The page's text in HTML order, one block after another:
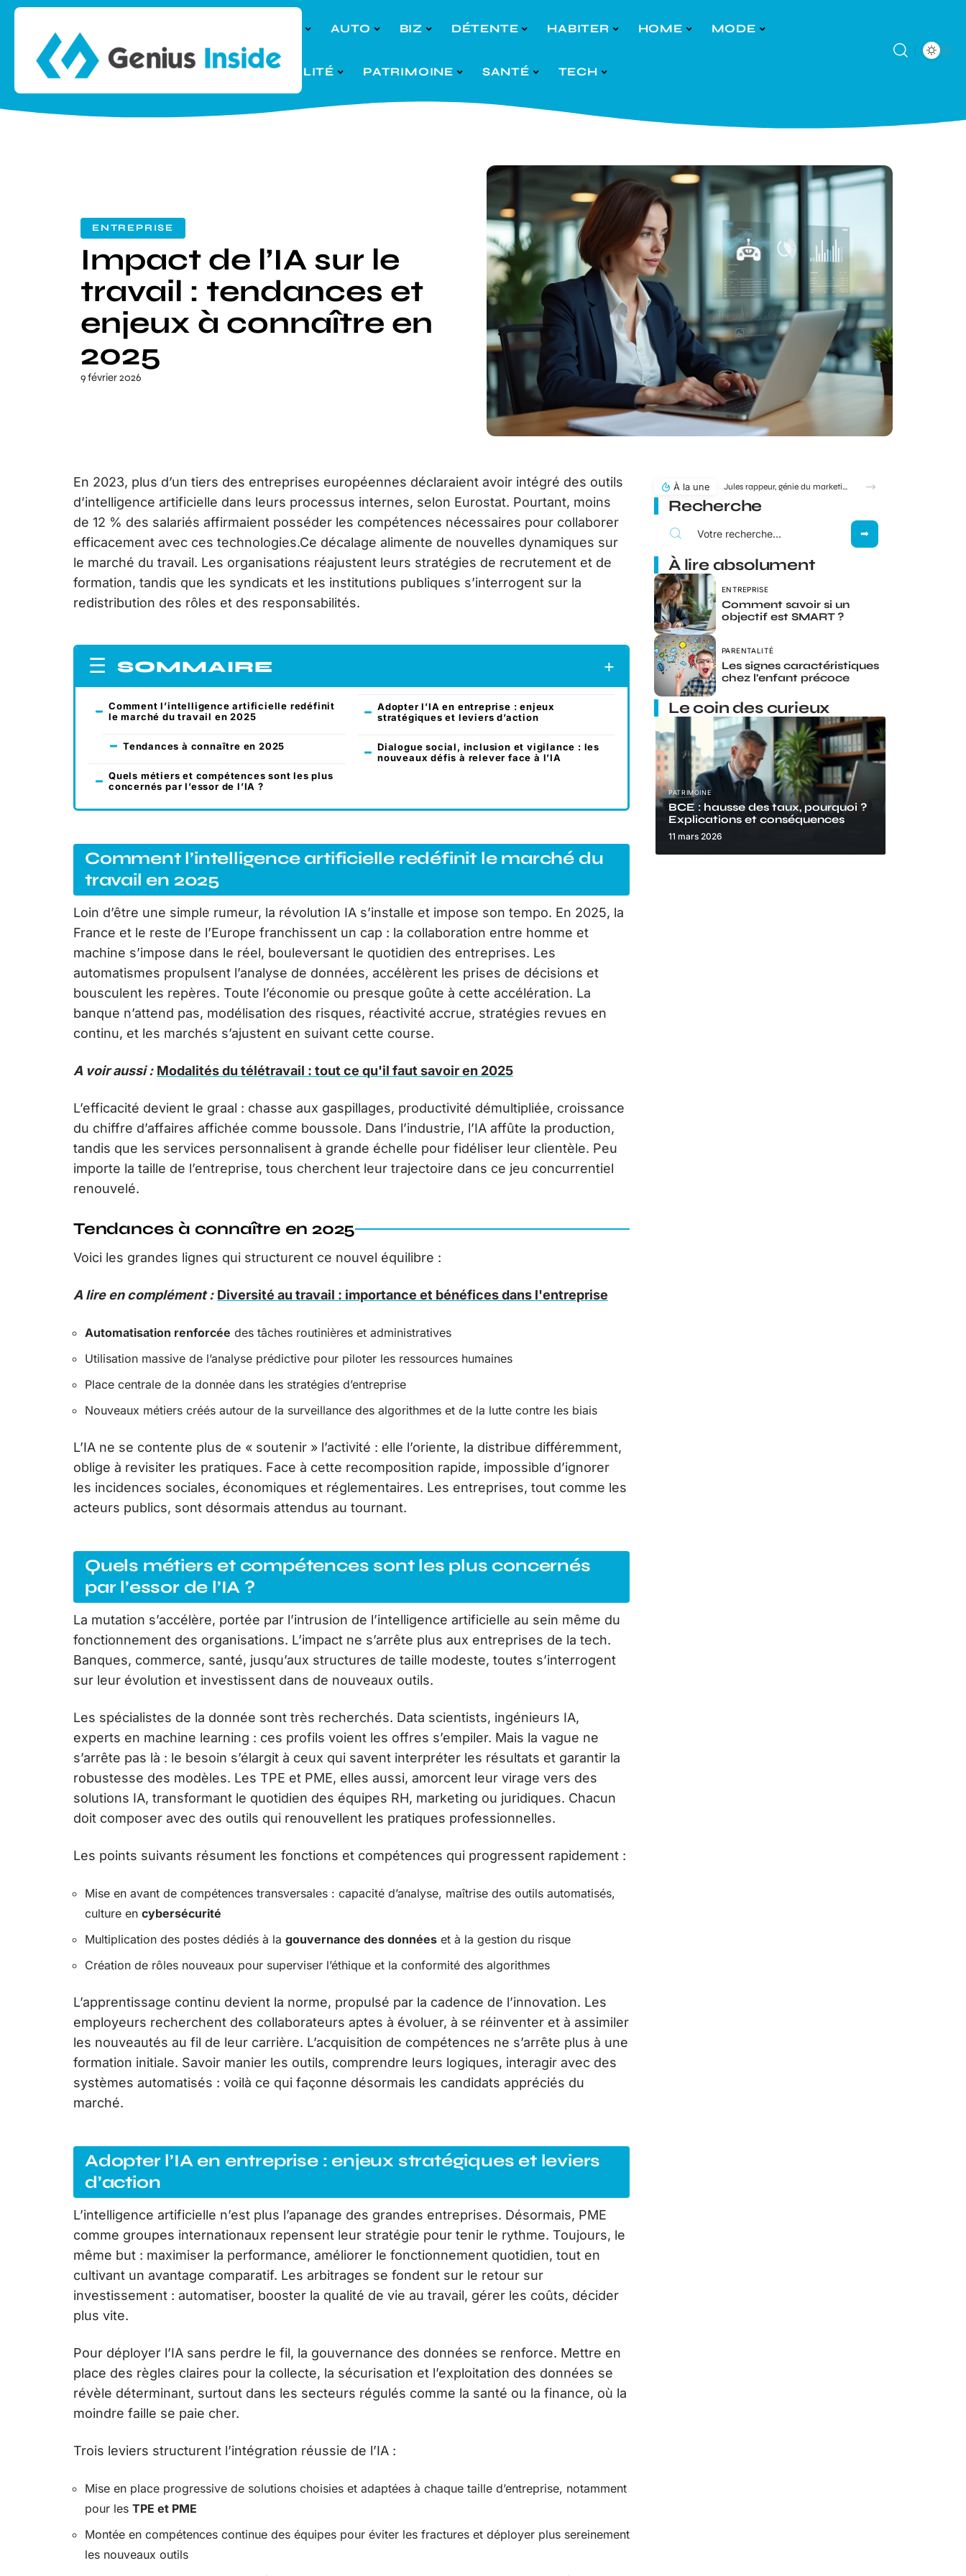
AUTO BIZ DÉTENTE HABITER HOME MODE
PARENTALITÉ PATRIMOINE SANTÉ TECH
ENTREPRISE
Impact de l’IA sur le
travail : tendances et
enjeux à connaître en
2025
9 février 2026
En 2023, plus d’un tiers des entreprises européennes déclaraient avoir intégré des outils
d’intelligence artificielle dans leurs processus internes, selon Eurostat. Pourtant, moins
de 12 % des salariés affirmaient posséder les compétences nécessaires pour collaborer
efficacement avec ces technologies.Ce décalage alimente de nouvelles dynamiques sur
le marché du travail. Les organisations réajustent leurs stratégies de recrutement et de
formation, tandis que les syndicats et les institutions publiques s’interrogent sur la
redistribution des rôles et des responsabilités.
SOMMAIRE
Comment l’intelligence artificielle redéfinit
le marché du travail en 2025
Tendances à connaître en 2025
Quels métiers et compétences sont les plus
concernés par l’essor de l’IA ?
Adopter l’IA en entreprise : enjeux
stratégiques et leviers d’action
Dialogue social, inclusion et vigilance : les
nouveaux défis à relever face à l’IA
Comment l’intelligence artificielle redéfinit le marché du
travail en 2025
Loin d’être une simple rumeur, la révolution IA s’installe et impose son tempo. En 2025, la
France et le reste de l’Europe franchissent un cap : la collaboration entre homme et
machine s’impose dans le réel, bouleversant le quotidien des entreprises. Les
automatismes propulsent l’analyse de données, accélèrent les prises de décisions et
bousculent les repères. Toute l’économie ou presque goûte à cette accélération. La
banque n’attend pas, modélisation des risques, réactivité accrue, stratégies revues en
continu, et les marchés s’ajustent en suivant cette course.
A voir aussi : Modalités du télétravail : tout ce qu'il faut savoir en 2025
L’efficacité devient le graal : chasse aux gaspillages, productivité démultipliée, croissance
du chiffre d’affaires affichée comme boussole. Dans l’industrie, l’IA affûte la production,
tandis que les services personnalisent à grande échelle pour fidéliser leur clientèle. Peu
importe la taille de l’entreprise, tous cherchent leur trajectoire dans ce jeu concurrentiel
renouvelé.
Tendances à connaître en 2025
Voici les grandes lignes qui structurent ce nouvel équilibre :
A lire en complément : Diversité au travail : importance et bénéfices dans l'entreprise
Automatisation renforcée des tâches routinières et administratives
Utilisation massive de l’analyse prédictive pour piloter les ressources humaines
Place centrale de la donnée dans les stratégies d’entreprise
Nouveaux métiers créés autour de la surveillance des algorithmes et de la lutte contre les biais
L’IA ne se contente plus de « soutenir » l’activité : elle l’oriente, la distribue différemment,
oblige à revisiter les pratiques. Face à cette recomposition rapide, impossible d’ignorer
les incidences sociales, économiques et réglementaires. Les entreprises, tout comme les
acteurs publics, sont désormais attendus au tournant.
Quels métiers et compétences sont les plus concernés
par l’essor de l’IA ?
La mutation s’accélère, portée par l’intrusion de l’intelligence artificielle au sein même du
fonctionnement des organisations. L’impact ne s’arrête plus aux entreprises de la tech.
Banques, commerce, santé, jusqu’aux structures de taille modeste, toutes s’interrogent
sur leur évolution et investissent dans de nouveaux outils.
Les spécialistes de la donnée sont très recherchés. Data scientists, ingénieurs IA,
experts en machine learning : ces profils voient les offres s’empiler. Mais la vague ne
s’arrête pas là : le besoin s’élargit à ceux qui savent interpréter les résultats et garantir la
robustesse des modèles. Les TPE et PME, elles aussi, amorcent leur virage vers des
solutions IA, transformant le quotidien des équipes RH, marketing ou juridiques. Chacun
doit composer avec des outils qui renouvellent les pratiques professionnelles.
Les points suivants résument les fonctions et compétences qui progressent rapidement :
Mise en avant de compétences transversales : capacité d’analyse, maîtrise des outils automatisés,
culture en cybersécurité
Multiplication des postes dédiés à la gouvernance des données et à la gestion du risque
Création de rôles nouveaux pour superviser l’éthique et la conformité des algorithmes
L’apprentissage continu devient la norme, propulsé par la cadence de l’innovation. Les
employeurs recherchent des collaborateurs aptes à évoluer, à se réinventer et à assimiler
les nouveautés au fil de leur carrière. L’acquisition de compétences ne s’arrête plus à une
formation initiale. Savoir manier les outils, comprendre leurs logiques, interagir avec des
systèmes automatisés : voilà ce qui façonne désormais les candidats appréciés du
marché.
Adopter l’IA en entreprise : enjeux stratégiques et leviers
d’action
L’intelligence artificielle n’est plus l’apanage des grandes entreprises. Désormais, PME
comme groupes internationaux repensent leur stratégie pour tenir le rythme. Toujours, le
même but : maximiser la performance, améliorer le fonctionnement quotidien, tout en
cultivant un avantage comparatif. Les arbitrages se fondent sur le retour sur
investissement : automatiser, booster la qualité de vie au travail, gérer les coûts, décider
plus vite.
Pour déployer l’IA sans perdre le fil, la gouvernance des données se renforce. Mettre en
place des règles claires pour la collecte, la sécurisation et l’exploitation des données se
révèle déterminant, surtout dans les secteurs régulés comme la santé ou la finance, où la
moindre faille se paie cher.
Trois leviers structurent l’intégration réussie de l’IA :
Mise en place progressive de solutions choisies et adaptées à chaque taille d’entreprise, notamment
pour les TPE et PME
Montée en compétences continue des équipes pour éviter les fractures et déployer plus sereinement
les nouveaux outils
À la une Jules rappeur, génie du marketing ou simple produit du rap ?
Recherche
À lire absolument
ENTREPRISE
Comment savoir si un
objectif est SMART ?
PARENTALITÉ
Les signes caractéristiques
chez l’enfant précoce
Le coin des curieux
PATRIMOINE
BCE : hausse des taux, pourquoi ?
Explications et conséquences
11 mars 2026